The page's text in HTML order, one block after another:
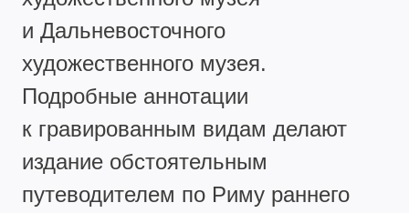
и Дальневосточного
художественного музея.
Подробные аннотации
к гравированным видам делают
издание обстоятельным
путеводителем по Риму раннего